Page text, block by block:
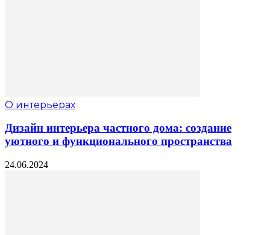
О интерьерах
Дизайн интерьера частного дома: создание
уютного и функционального пространства
24.06.2024